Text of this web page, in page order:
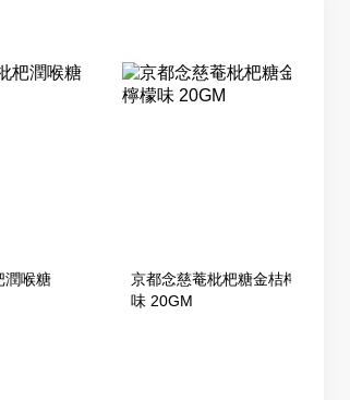
潤喉糖
京都念慈菴枇杷糖金桔檸檬
味 20GM